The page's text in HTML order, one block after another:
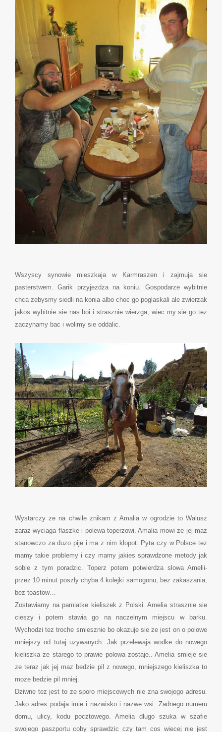
Wszyscy synowie mieszkaja w Karmraszen i zajmuja sie
pasterstwem. Garik przyjezdza na koniu. Gospodarze wybitnie
chca zebysmy siedli na konia albo choc go poglaskali ale zwierzak
jakos wybitnie sie nas boi i strasznie wierzga, wiec my sie go tez
zaczynamy bac i wolimy sie oddalic.
Wystarczy ze na chwile znikam z Amalia w ogrodzie to Walusz
zaraz wyciaga flaszke i polewa toperzowi. Amalia mowi ze jej maz
stanowczo za duzo pije i ma z nim klopot. Pyta czy w Polsce tez
mamy takie problemy i czy mamy jakies sprawdzone metody jak
sobie z tym poradzic. Toperz potem potwierdza slowa Amelii-
przez 10 minut poszly chyba 4 kolejki samogonu, bez zakaszania,
bez toastow…
Zostawiamy na pamiatke kieliszek z Polski. Amelia strasznie sie
cieszy i potem stawia go na naczelnym miejscu w barku.
Wychodzi tez troche smiesznie bo okazuje sie ze jest on o polowe
mniejszy od tutaj uzywanych. Jak przelewaja wodke do nowego
kieliszka ze starego to prawie polowa zostaje.. Amelia smieje sie
ze teraz jak jej maz bedzie pil z nowego, mniejszego kieliszka to
moze bedzie pil mniej.
Dziwne tez jest to ze sporo miejscowych nie zna swojego adresu.
Jako adres podaja imie i nazwisko i nazwe wsi. Zadnego numeru
domu, ulicy, kodu pocztowego. Amelia dlugo szuka w szafie
swojego paszportu coby sprawdzic czy tam cos wiecej nie jest